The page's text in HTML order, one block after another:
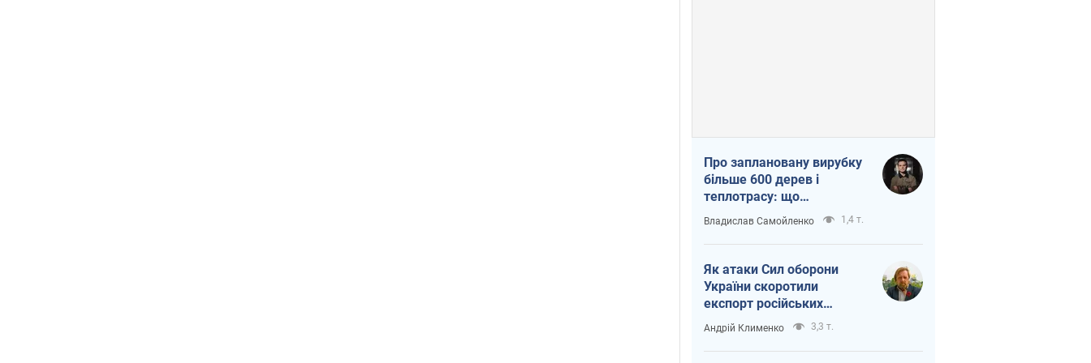
Про заплановану вирубку
більше 600 дерев і
теплотрасу: що
відбувається на Теремках
у Києві
Владислав Самойленко 1,4 т.
Як атаки Сил оборони
України скоротили
експорт російських
нафтопродуктів
Андрій Клименко 3,3 т.